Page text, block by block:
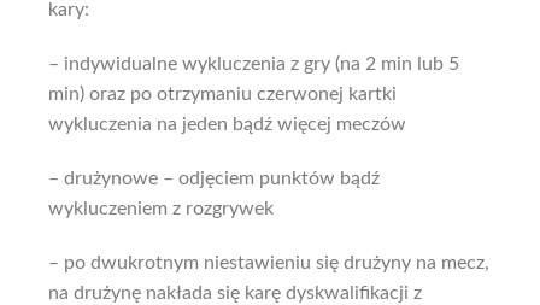
kary:
– indywidualne wykluczenia z gry (na 2 min lub 5
min) oraz po otrzymaniu czerwonej kartki
wykluczenia na jeden bądź więcej meczów
– drużynowe – odjęciem punktów bądź
wykluczeniem z rozgrywek
– po dwukrotnym niestawieniu się drużyny na mecz,
na drużynę nakłada się karę dyskwalifikacji z